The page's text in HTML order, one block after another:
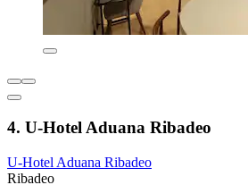
4. U-Hotel Aduana Ribadeo
U-Hotel Aduana Ribadeo
Ribadeo